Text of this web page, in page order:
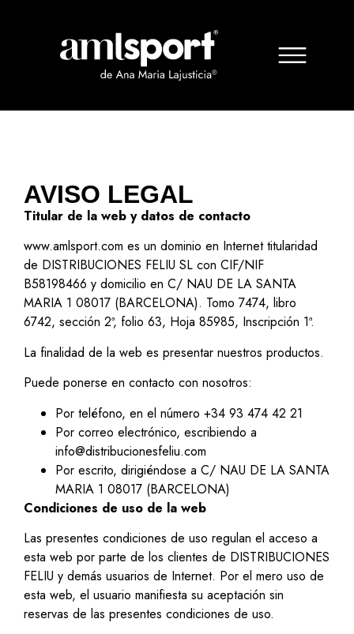
AVISO LEGAL
Titular de la web y datos de contacto
www.amlsport.com es un dominio en Internet titularidad
de DISTRIBUCIONES FELIU SL con CIF/NIF
B58198466 y domicilio en C/ NAU DE LA SANTA
MARIA 1 08017 (BARCELONA). Tomo 7474, libro
6742, sección 2ª, folio 63, Hoja 85985, Inscripción 1ª.
La finalidad de la web es presentar nuestros productos.
Puede ponerse en contacto con nosotros:
Por teléfono, en el número +34 93 474 42 21
Por correo electrónico, escribiendo a
info@distribucionesfeliu.com
Por escrito, dirigiéndose a C/ NAU DE LA SANTA
MARIA 1 08017 (BARCELONA)
Condiciones de uso de la web
Las presentes condiciones de uso regulan el acceso a
esta web por parte de los clientes de DISTRIBUCIONES
FELIU y demás usuarios de Internet. Por el mero uso de
esta web, el usuario manifiesta su aceptación sin
reservas de las presentes condiciones de uso.